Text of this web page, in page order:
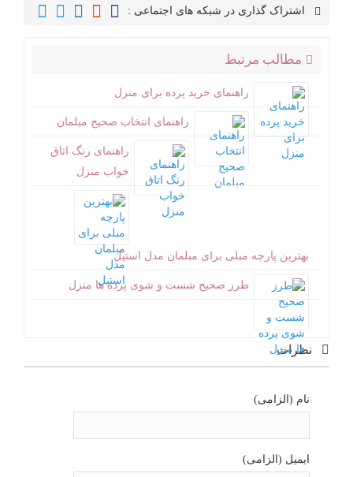
اشتراک گذاری در شبکه های اجتماعی :
مطالب مرتبط
راهنمای خرید پرده برای منزل
راهنمای انتخاب صحیح مبلمان
راهنمای رنگ اتاق
خواب منزل
بهترین پارچه مبلی برای مبلمان مدل استیل
طرز صحیح شست و شوی پرده ها منزل
نظرات
نام (الزامی)
ایمیل (الزامی)